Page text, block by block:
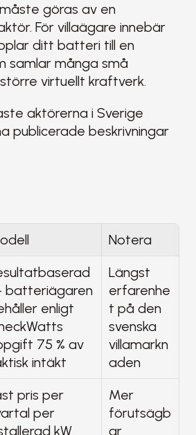
göras av en
För villaägare innebär
samlar många små
virtuellt kraftverk.
aktörerna i Sverige
publicerade beskrivningar
Notera
enligt
75 % av
intäkt
Längst
erfarenhe
t på den
svenska
villamarkn
aden
pris per
per
kW
Mer
förutsägb
ar